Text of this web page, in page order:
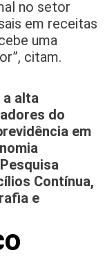
no setor
em receitas
uma
citam.
a alta
do
em
Contínua,
e